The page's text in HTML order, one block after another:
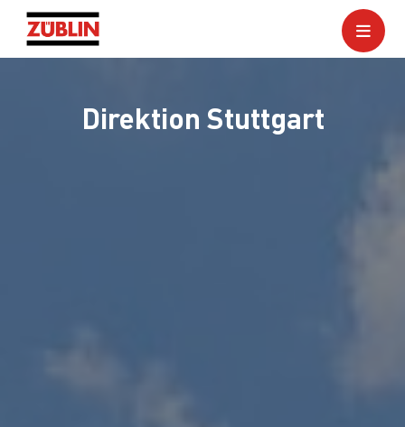
Direktion Stuttgart